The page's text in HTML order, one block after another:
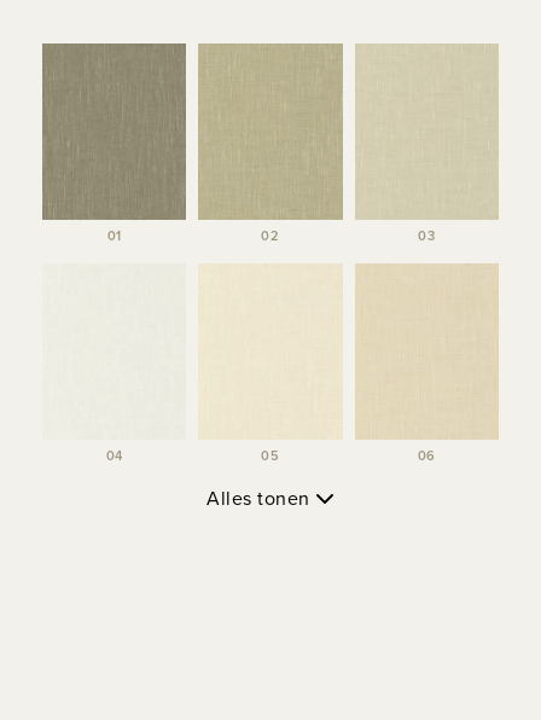
01 02 03
04 05 06
Alles tonen